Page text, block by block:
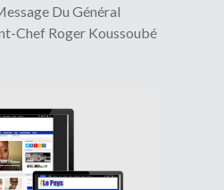
Du Général
Chef Roger Koussoubé